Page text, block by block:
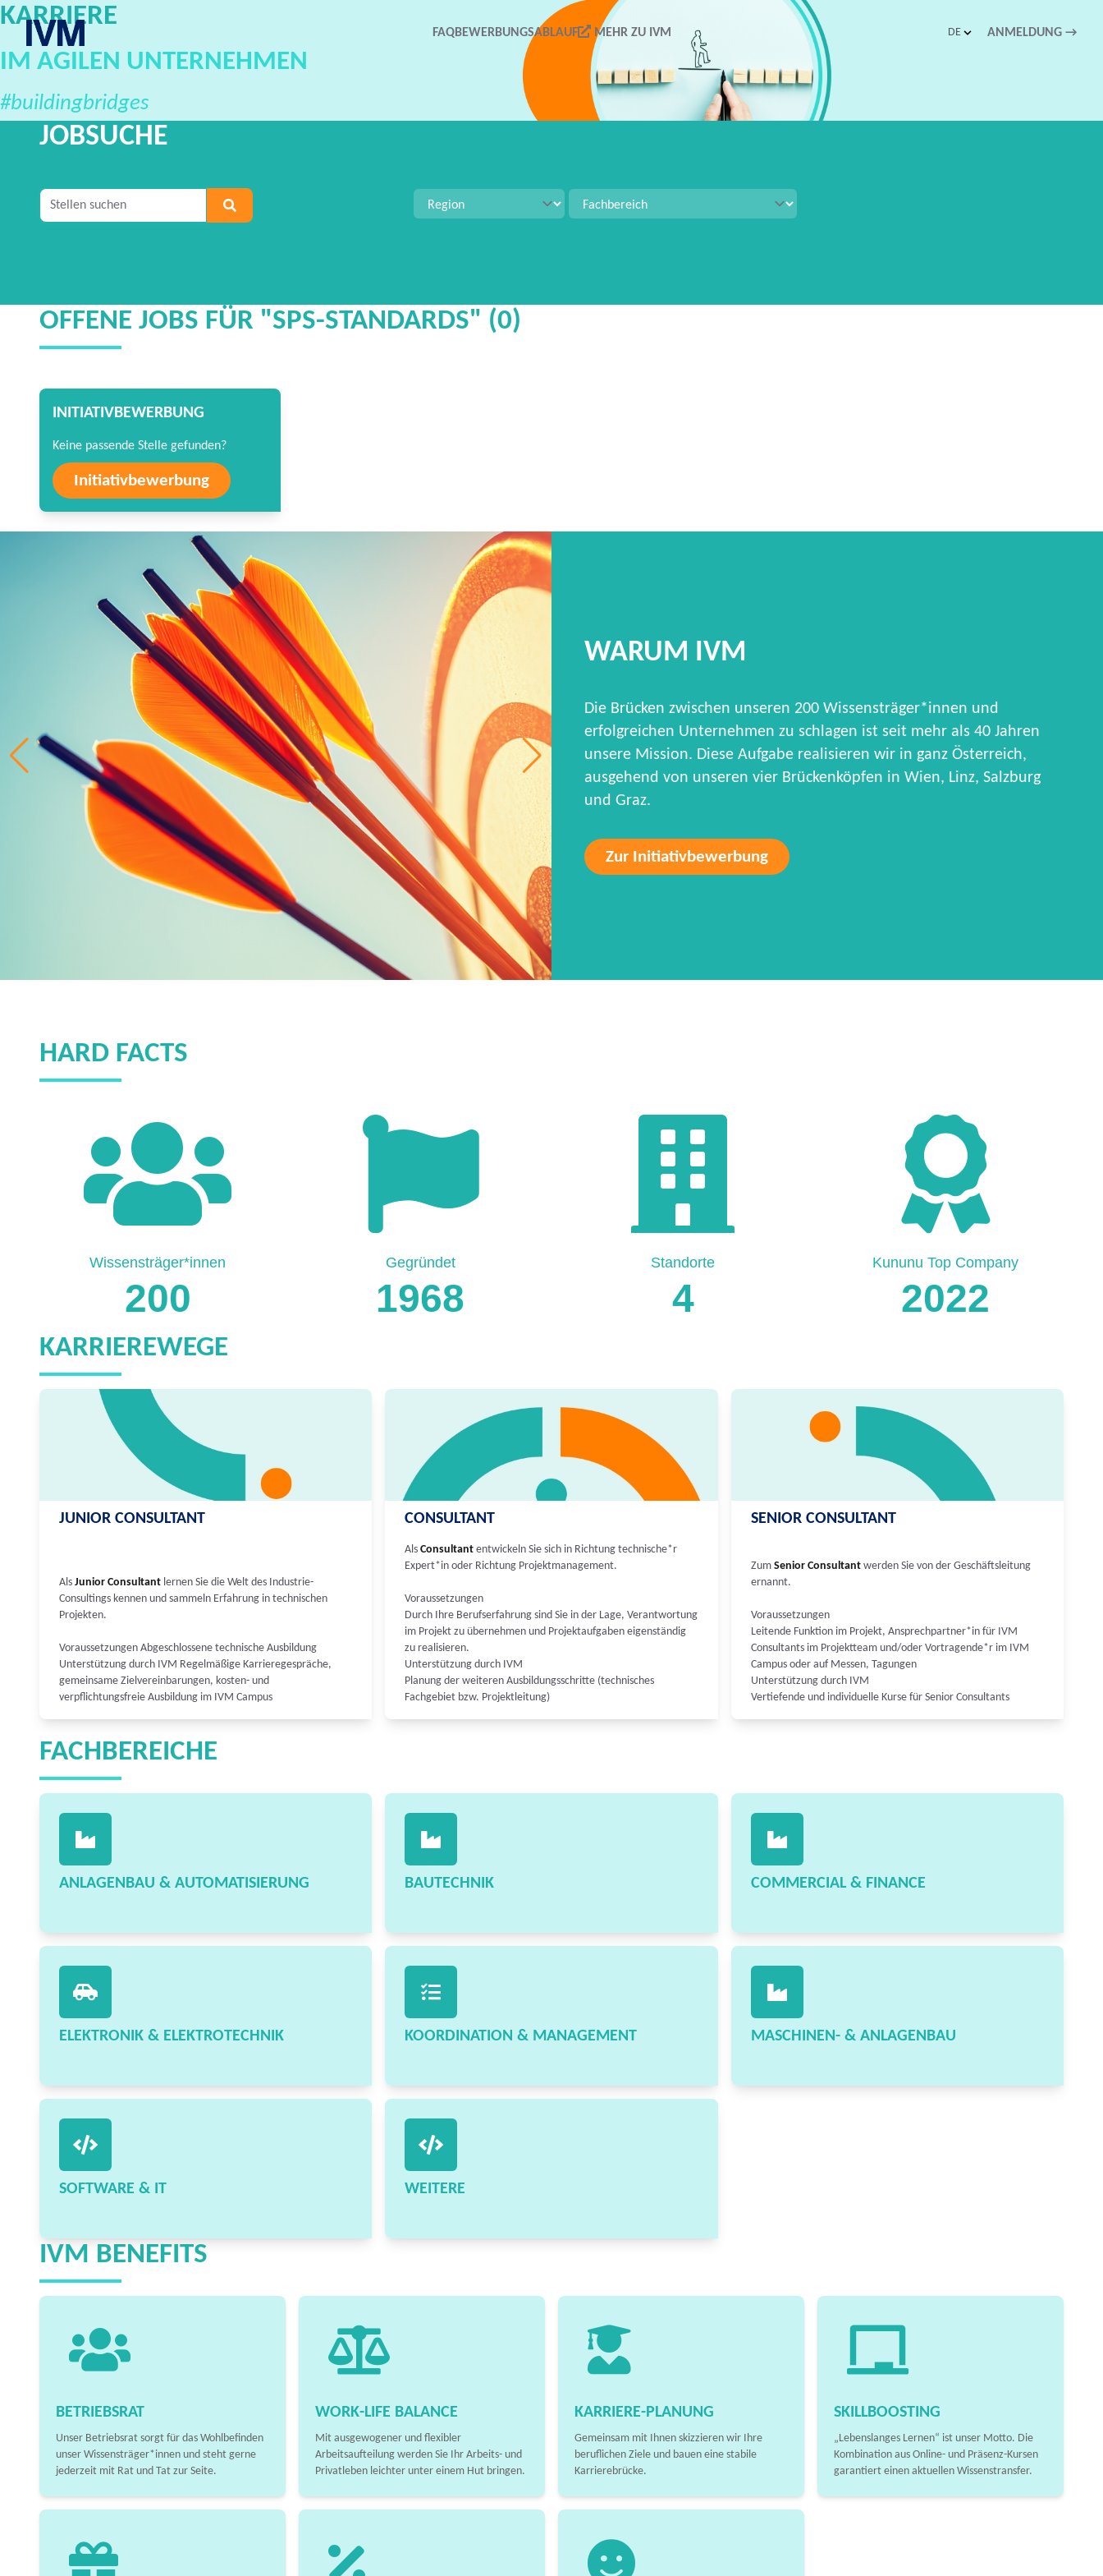
IVM Karriereportal FAQBEWERBUNGSABLAUF MEHR ZU IVM DE ANMELDUNG →
KARRIERE
IM AGILEN UNTERNEHMEN
#buildingbridges
JOBSUCHE
OFFENE JOBS FÜR "SPS-STANDARDS" (0)
INITIATIVBEWERBUNG
Keine passende Stelle gefunden?
Initiativbewerbung
WARUM IVM
Die Brücken zwischen unseren 200 Wissensträger*innen und
erfolgreichen Unternehmen zu schlagen ist seit mehr als 40 Jahren
unsere Mission. Diese Aufgabe realisieren wir in ganz Österreich,
ausgehend von unseren vier Brückenköpfen in Wien, Linz, Salzburg
und Graz.
Zur Initiativbewerbung
HARD FACTS
200
Wissensträger*innen
1968
Gegründet
4
Standorte
2022
Kununu Top Company
KARRIEREWEGE
JUNIOR CONSULTANT
Als Junior Consultant lernen Sie die Welt des Industrie-
Consultings kennen und sammeln Erfahrung in technischen
Projekten.
Voraussetzungen Abgeschlossene technische Ausbildung
Unterstützung durch IVM Regelmäßige Karrieregespräche,
gemeinsame Zielvereinbarungen, kosten- und
verpflichtungsfreie Ausbildung im IVM Campus
CONSULTANT
AlsConsultantentwickeln Sie sich in Richtung technische*r
Expert*in oder Richtung Projektmanagement.
Voraussetzungen
Durch Ihre Berufserfahrung sind Sie in der Lage, Verantwortung
im Projekt zu übernehmen und Projektaufgaben eigenständig
zu realisieren.
Unterstützung durch IVM
Planung der weiteren Ausbildungsschritte (technisches
Fachgebiet bzw. Projektleitung)
SENIOR CONSULTANT
Zum Senior Consultant werden Sie von der Geschäftsleitung
ernannt.
Voraussetzungen
Leitende Funktion im Projekt, Ansprechpartner*in für IVM
Consultants im Projektteam und/oder Vortragende*r im IVM
Campus oder auf Messen, Tagungen
Unterstützung durch IVM
Vertiefende und individuelle Kurse für Senior Consultants
FACHBEREICHE
ANLAGENBAU & AUTOMATISIERUNG BAUTECHNIK COMMERCIAL & FINANCE
ELEKTRONIK & ELEKTROTECHNIK KOORDINATION & MANAGEMENT MASCHINEN- & ANLAGENBAU
SOFTWARE & IT WEITERE
IVM BENEFITS
BETRIEBSRAT
Unser Betriebsrat sorgt für das Wohlbefinden
unser Wissensträger*innen und steht gerne
jederzeit mit Rat und Tat zur Seite.
WORK-LIFE BALANCE
Mit ausgewogener und flexibler
Arbeitsaufteilung werden Sie Ihr Arbeits- und
Privatleben leichter unter einem Hut bringen.
KARRIERE-PLANUNG
Gemeinsam mit Ihnen skizzieren wir Ihre
beruflichen Ziele und bauen eine stabile
Karrierebrücke.
SKILLBOOSTING
„Lebenslanges Lernen“ ist unser Motto. Die
Kombination aus Online- und Präsenz-Kursen
garantiert einen aktuellen Wissenstransfer.